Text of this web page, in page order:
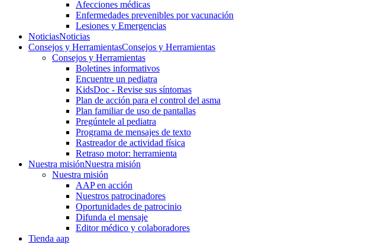
Afecciones médicas
Enfermedades prevenibles por vacunación
Lesiones y Emergencias
NoticiasNoticias
Consejos y HerramientasConsejos y Herramientas
Consejos y Herramientas
Boletines informativos
Encuentre un pediatra
KidsDoc - Revise sus síntomas
Plan de acción para el control del asma
Plan familiar de uso de pantallas
Pregúntele al pediatra
Programa de mensajes de texto
Rastre​​ador de activida​d física
Retraso motor: herramienta
Nuestra misiónNuestra misión
Nuestra misión
AAP en acción
Nuestros patrocinadores
Oportunidades de patrocinio
Difunda el mensaje
Editor médico y colaboradores
Tienda aap